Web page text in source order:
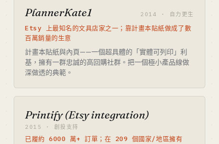
PlannerKate1 2014 · 自力更生
Etsy 上最知名的文具店家之一；靠計畫本貼紙做成了數
百萬銷量的生意
計畫本貼紙與內頁——一個超具體的「實體可列印」利
基，擁有一群忠誠的高回購社群。把一個極小產品線做
深做透的典範。
Printify (Etsy integration)
2015 · 創投支持
已履約 6000 萬+ 訂單；在 209 個國家/地區擁有